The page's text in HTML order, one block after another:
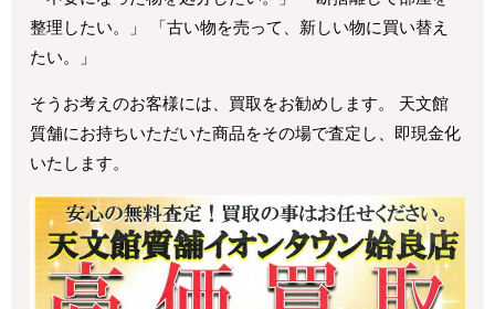
整理したい。」 「古い物を売って、新しい物に買い替え
たい。」
そうお考えのお客様には、買取をお勧めします。 天文館
質舗にお持ちいただいた商品をその場で査定し、即現金化
いたします。